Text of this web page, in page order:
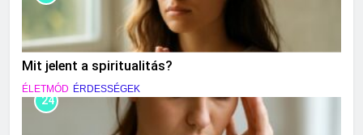
Mit jelent a spiritualitás?
ÉLETMÓD ÉRDESSÉGEK
24